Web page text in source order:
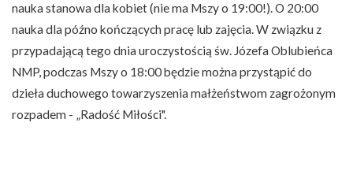
nauka stanowa dla kobiet (nie ma Mszy o 19:00!). O 20:00
nauka dla późno kończących pracę lub zajęcia. W związku z
przypadającą tego dnia uroczystością św. Józefa Oblubieńca
NMP, podczas Mszy o 18:00 będzie można przystąpić do
dzieła duchowego towarzyszenia małżeństwom zagrożonym
rozpadem - „Radość Miłości".